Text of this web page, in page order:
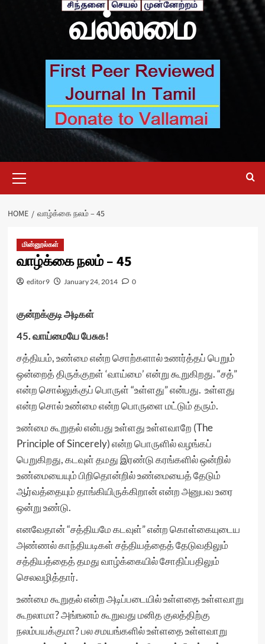
வல்லமை
Menu
HOME வாழ்க்கை நலம் – 45
மின்னூல்கள்
வாழ்க்கை நலம் – 45
editor9 January 24, 2014 0
குன்றக்குடி அடிகள்
45. வாய்மையே பேசுக!
சத்தியம், உண்மை என்ற சொற்களால் உணர்த்தப் பெறும்
ஒன்றைத் திருக்குறள் ‘வாய்மை’ என்று கூறுகிறது. “சத்”
என்ற சொல்லுக்குப் பொருள் “உள்ளது” என்பது. உள்ளது
என்ற சொல் உண்மை என்ற பொருளை மட்டும் தரும்.
உண்மை கூறுதல் என்பது உள்ளது உள்ளவாறே (The
Principle of Sincerely) என்ற பொருளில் வழங்கப்
பெறுகிறது, கடவுள் தமது இரண்டு கரங்களில் ஒன்றில்
உண்மையையும் பிறிதொன்றில் உண்மையைத் தேடும்
ஆர்வத்தையும் தாங்கியிருக்கிறான் என்ற அனுபவ உரை
ஒன்று உண்டு.
எனவேதான் “சத்தியமே கடவுள்” என்ற கொள்கையுடைய
அண்ணல் காந்தியடிகள் சத்தியத்தைத் தேடுவதிலும்
சத்தியத்தைத் தமது வாழ்க்கையில் சோதிப்பதிலும்
செலவழித்தார்.
உண்மை கூறுதல் என்ற அடிப்படையில் உள்ளதை உள்ளவாறு
கூறலாமா? அங்ஙனம் கூறுவது மனித குலத்திற்கு
நலம்பயக்குமா? பல சமயங்களில் உள்ளதை உள்ளவாறு